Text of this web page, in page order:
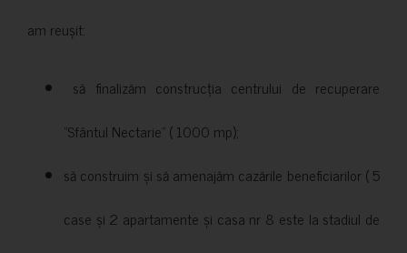
am reușit:
să finalizăm construcția centrului de recuperare
”Sfântul Nectarie” ( 1000 mp);
să construim și să amenajăm cazările beneficiarilor ( 5
case și 2 apartamente și casa nr 8 este la stadiul de